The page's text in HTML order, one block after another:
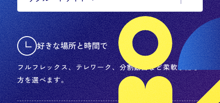
好きな場所と時間で
フルフレックス、テレワーク、分割勤務など柔軟な働き
方を選べます。